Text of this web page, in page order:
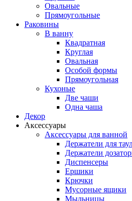
Овальные
Прямоугольные
Раковины
В ванну
Квадратная
Круглая
Овальная
Особой формы
Прямоугольная
Кухоные
Две чаши
Одна чаша
Декор
Аксессуары
Аксессуары для ванной
Держатели для
Держатели
Диспенсеры
Ершики
Крючки
Мусорные ящики
Мыльницы